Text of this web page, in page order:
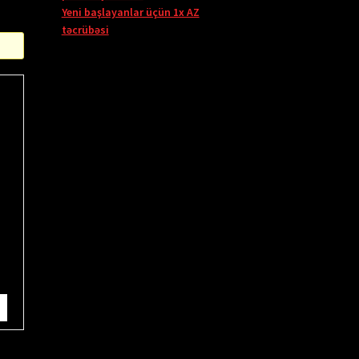
Yeni başlayanlar üçün 1x AZ
təcrübəsi